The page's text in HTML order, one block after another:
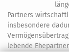
Partners
insbesondere
lebende